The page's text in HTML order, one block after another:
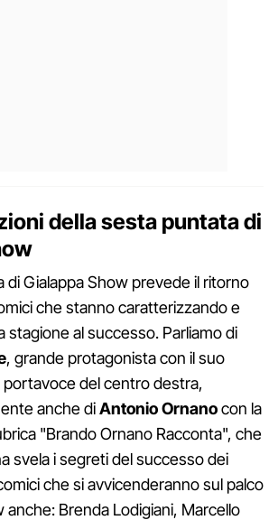
della sesta puntata di
di Gialappa Show prevede il ritorno
che stanno caratterizzando e
stagione al successo. Parliamo di
, grande protagonista con il suo
del centro destra,
anche diAntonioOrnanocon la
"Brando Ornano Racconta", che
svela i segreti del successo dei
che si avvicenderanno sul palco
anche: Brenda Lodigiani, Marcello